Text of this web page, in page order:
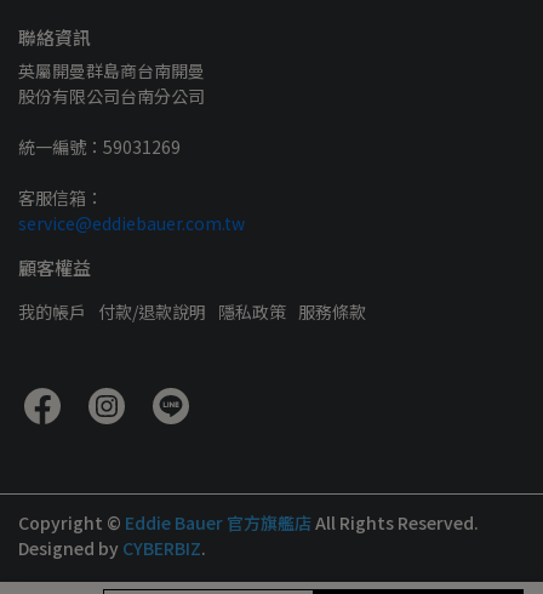
聯絡資訊
英屬開曼群島商台南開曼
股份有限公司台南分公司
統一編號：59031269
客服信箱：
service@eddiebauer.com.tw
顧客權益
我的帳戶 付款/退款說明 隱私政策 服務條款
Copyright © Eddie Bauer 官方旗艦店All Rights Reserved.
Designed by CYBERBIZ.